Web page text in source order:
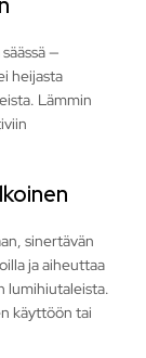
—
heijasta
Lämmin
sinertävän
ja aiheuttaa
lumihiutaleista.
käyttöön tai